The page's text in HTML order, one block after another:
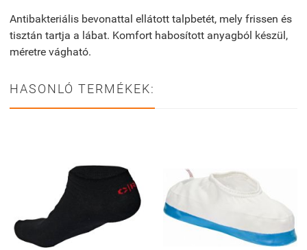
Antibakteriális bevonattal ellátott talpbetét, mely frissen és
tisztán tartja a lábat. Komfort habosított anyagból készül,
méretre vágható.
HASONLÓ TERMÉKEK: